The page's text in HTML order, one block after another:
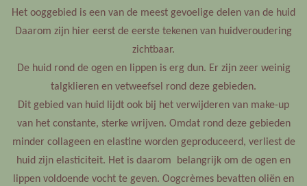
Het ooggebied is een van de meest gevoelige delen van de huid
Daarom zijn hier eerst de eerste tekenen van huidveroudering
zichtbaar.
De huid rond de ogen en lippen is erg dun. Er zijn zeer weinig
talgklieren en vetweefsel rond deze gebieden.
Dit gebied van huid lijdt ook bij het verwijderen van make-up
van het constante, sterke wrijven. Omdat rond deze gebieden
minder collageen en elastine worden geproduceerd, verliest de
huid zijn elasticiteit. Het is daarom belangrijk om de ogen en
lippen voldoende vocht te geven. Oogcrèmes bevatten oliën en